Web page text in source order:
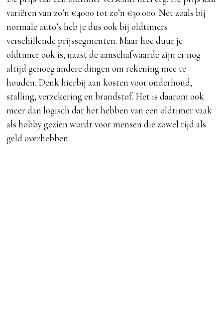
variëren van zo’n €4000 tot zo’n €30.000. Net zoals bij
normale auto’s heb je dus ook bij oldtimers
verschillende prijssegmenten. Maar hoe duur je
oldtimer ook is, naast de aanschafwaarde zijn er nog
altijd genoeg andere dingen om rekening mee te
houden. Denk hierbij aan kosten voor onderhoud,
stalling, verzekering en brandstof. Het is daarom ook
meer dan logisch dat het hebben van een oldtimer vaak
als hobby gezien wordt voor mensen die zowel tijd als
geld overhebben.